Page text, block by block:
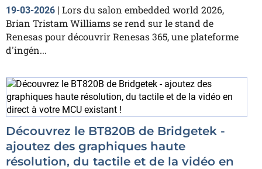
19-03-2026 | Lors du salon embedded world 2026,
Brian Tristam Williams se rend sur le stand de
Renesas pour découvrir Renesas 365, une plateforme
d'ingén...
Découvrez le BT820B de Bridgetek -
ajoutez des graphiques haute
résolution, du tactile et de la vidéo en